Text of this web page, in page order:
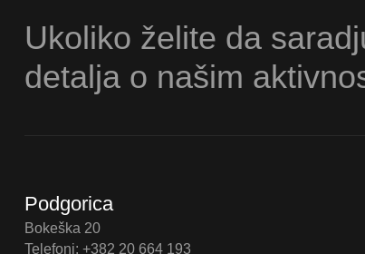
Ukoliko želite da
detalja o našim
Podgorica
Bokeška 20
Telefoni: +382 20 664 193